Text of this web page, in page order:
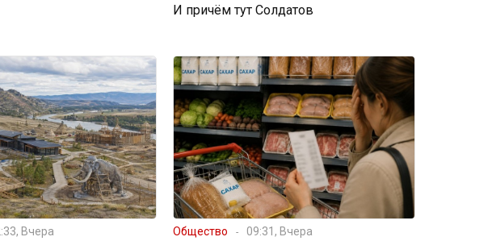
И причём тут Солдатов
Вчера Общество 09:31, Вчера